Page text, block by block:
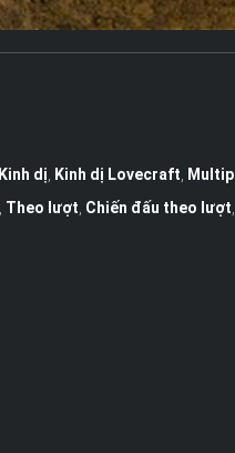
Kinh dị Kinh dị Lovecraft
Theo lượt Chiến đấu theo lượt